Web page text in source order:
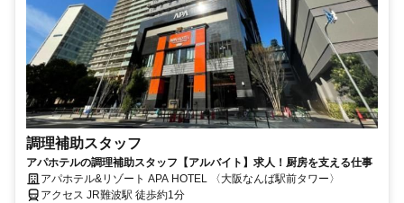
調理補助スタッフ
アパホテルの調理補助スタッフ【アルバイト】求人！厨房を支える仕事
アパホテル&リゾート APA HOTEL 〈大阪なんば駅前タワー〉
アクセス JR難波駅 徒歩約1分